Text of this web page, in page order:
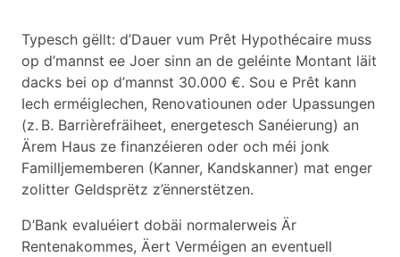
Typesch gëllt: d’Dauer vum Prêt Hypothécaire muss
op d’mannst ee Joer sinn an de geléinte Montant läit
dacks bei op d’mannst 30.000 €. Sou e Prêt kann
Iech erméiglechen, Renovatiounen oder Upassungen
(z. B. Barrièrefräiheet, energetesch Sanéierung) an
Ärem Haus ze finanzéieren oder och méi jonk
Familljememberen (Kanner, Kandskanner) mat enger
zolitter Geldsprëtz z’ënnerstëtzen.
D’Bank evaluéiert dobäi normalerweis Är
Rentenakommes, Äert Verméigen an eventuell